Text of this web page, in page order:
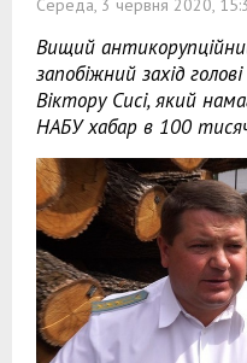
Середа, 3 червня 2020,
Вищий
запобіжний захід
Віктору Сисі, який
НАБУ хабар в 100